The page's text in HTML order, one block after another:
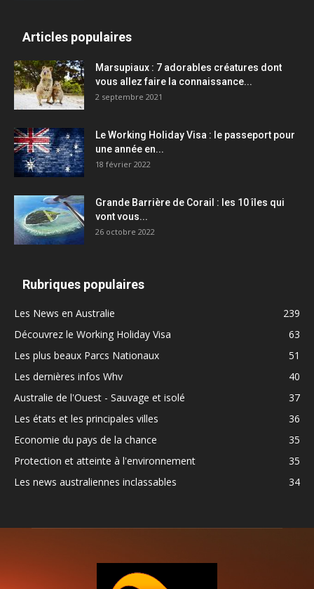
Articles populaires
Marsupiaux : 7 adorables créatures dont
vous allez faire la connaissance...
2 septembre 2021
Le Working Holiday Visa : le passeport pour
une année en...
18 février 2022
Grande Barrière de Corail : les 10 îles qui
vont vous...
26 octobre 2022
Rubriques populaires
Les News en Australie
239
Découvrez le Working Holiday Visa
63
Les plus beaux Parcs Nationaux
51
Les dernières infos Whv
40
Australie de l'Ouest - Sauvage et isolé
37
Les états et les principales villes
36
Economie du pays de la chance
35
Protection et atteinte à l'environnement
35
Les news australiennes inclassables
34